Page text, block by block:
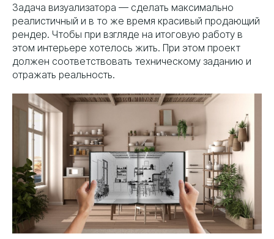
Задача визуализатора — сделать максимально
реалистичный и в то же время красивый продающий
рендер. Чтобы при взгляде на итоговую работу в
этом интерьере хотелось жить. При этом проект
должен соответствовать техническому заданию и
отражать реальность.